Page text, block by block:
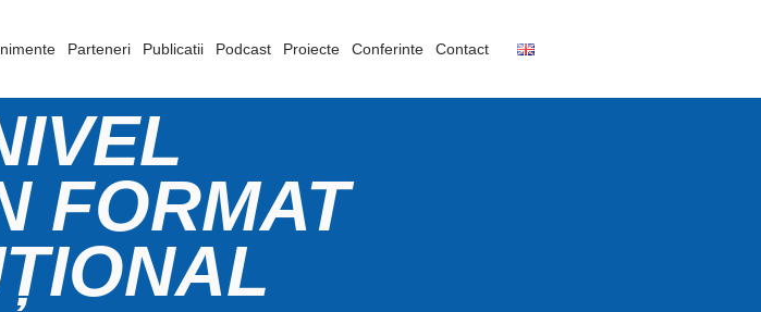
Parteneri Publicatii Podcast Proiecte Conferinte Contact
FORMAT